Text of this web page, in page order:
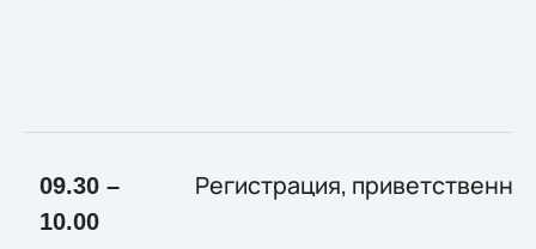
09.30 –
10.00
Регистрация,